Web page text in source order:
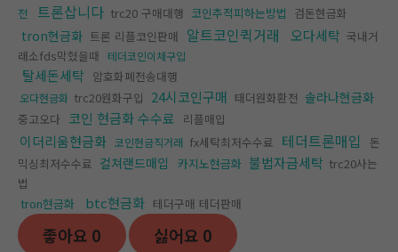
전
트론삽니다 trc20 구매대행 코인추적피하는방법 검돈현금화
tron현금화 트론 리플코인판매 알트코인퀵거래 오다세탁 국내거
래소fds막혔을때 테더코인이체구입
탈세돈세탁 암호화폐전송대행
오다현금화 trc20원화구입 24시코인구매 태더원화환전 솔라나현금화
중고오다 코인 현금화 수수료 리플매입
이더리움현금화 코인현금직거래 fx세탁최저수수료 테더트론매입
돈
믹싱최저수수료 컬쳐랜드매입 카지노현금화 불법자금세탁 trc20사는
법
tron현금화
btc현금화 테더구매 테더판매
좋아요 0 싫어요 0